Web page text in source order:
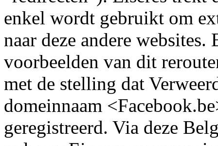
enkel wordt gebruikt om
naar deze andere
voorbeelden van dit
met de stelling dat
domeinnaam
geregistreerd. Via deze